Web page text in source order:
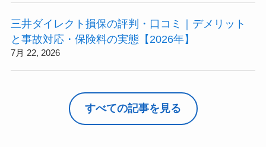
三井ダイレクト損保の評判・口コミ｜デメリット
と事故対応・保険料の実態【2026年】
7月 22, 2026
すべての記事を見る